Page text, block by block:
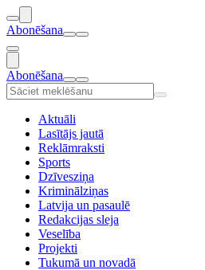
Abonēšana
Abonēšana
Aktuāli
Lasītājs jautā
Reklāmraksti
Sports
Dzīvesziņa
Kriminālziņas
Latvija un pasaulē
Redakcijas sleja
Veselība
Projekti
Tukumā un novadā